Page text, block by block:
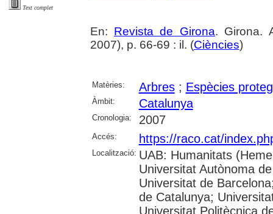
Text complet
En: Revista de Girona. Girona.
2007), p. 66-69 : il. (Ciències)
Matèries: Arbres; Espècies
Àmbit: Catalunya
Cronologia: 2007
Accés: https://raco.cat/
Localització: UAB: Humanitats
Universitat Autònoma
Universitat de
de Catalunya;
Universitat Politècnica